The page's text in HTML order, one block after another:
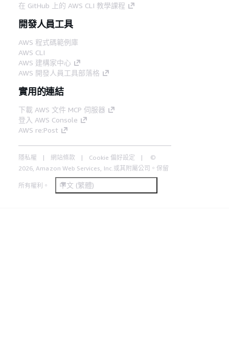
在 GitHub 上的 AWS CLI 教學課程
開發人員工具
AWS 程式碼範例庫
AWS CLI
AWS 建構家中心
AWS 開發人員工具部落格
實用的連結
下載 AWS 文件 MCP 伺服器
登入 AWS Console
AWS re:Post
隱私權 網站條款 Cookie 偏好設定
©
2026, Amazon Web Services, Inc.或其附屬公司。保留
所有權利。 中文 (繁體)